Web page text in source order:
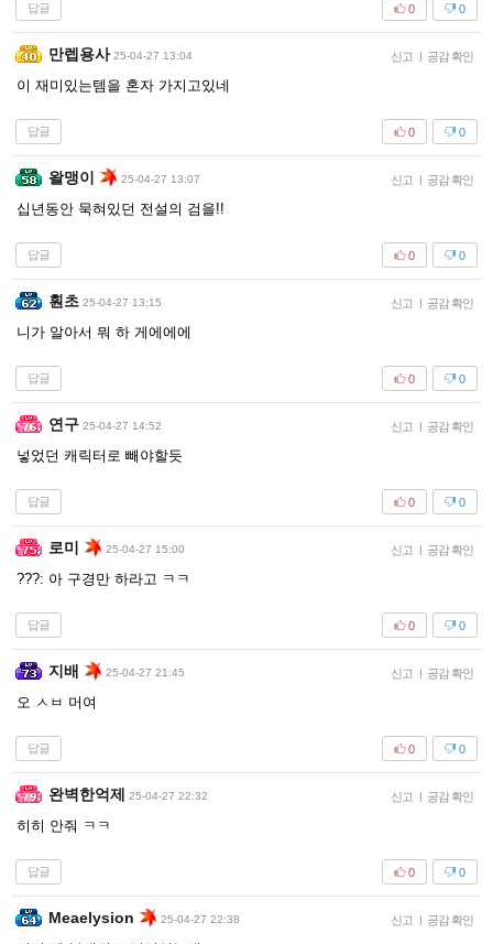
답글 0
0
만렙용사 25-04-27 13:04 신고 | 공감 확인
이 재미있는템을 혼자 가지고있네
답글 0
0
왈맹이 25-04-27 13:07 신고 | 공감 확인
십년동안 묵혀있던 전설의 검을!!
답글 0
0
훤초 25-04-27 13:15 신고 | 공감 확인
니가 알아서 뭐 하 게에에에
답글 0
0
연구 25-04-27 14:52 신고 | 공감 확인
넣었던 캐릭터로 빼야할듯
답글 0
0
로미 25-04-27 15:00 신고 | 공감 확인
???: 아 구경만 하라고 ㅋㅋ
답글 0
0
지배 25-04-27 21:45 신고 | 공감 확인
오 ㅅㅂ 머여
답글 0
0
완벽한억제 25-04-27 22:32 신고 | 공감 확인
히히 안줘 ㅋㅋ
답글 0
0
Meaelysion 25-04-27 22:38 신고 | 공감 확인